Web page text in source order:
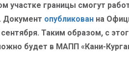
участке границы смогут
Документ опубликован на
Таким образом, с
будет в МАПП «Кани-